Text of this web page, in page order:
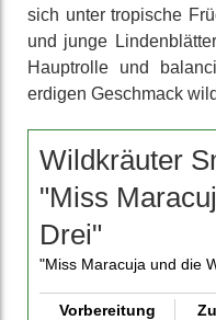
sich unter tropische
und junge
Haupt­rolle und
erdigen Geschmack
Wildkräuter
"Miss
Drei"
"Miss Maracuja und die
Vorbereitung